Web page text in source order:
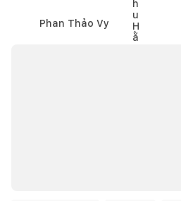
Phan Thảo Vy